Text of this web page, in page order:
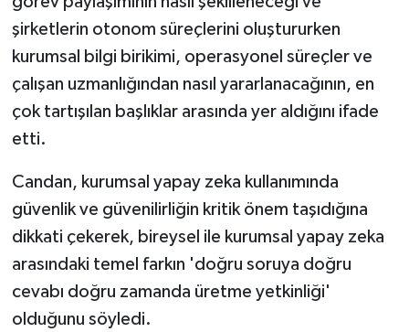
şirketlerin otonom süreçlerini oluştururken
kurumsal bilgi birikimi, operasyonel süreçler ve
çalışan uzmanlığından nasıl yararlanacağının, en
çok tartışılan başlıklar arasında yer aldığını ifade
etti.
Candan, kurumsal yapay zeka kullanımında
güvenlik ve güvenilirliğin kritik önem taşıdığına
dikkati çekerek, bireysel ile kurumsal yapay zeka
arasındaki temel farkın 'doğru soruya doğru
cevabı doğru zamanda üretme yetkinliği'
olduğunu söyledi.